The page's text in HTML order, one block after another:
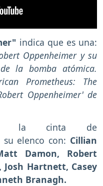
indica que es una:
Oppenheimer y su
la bomba atómica.
Prometheus: The
Oppenheimer' de
la cinta de
su elenco con: Cillian
Damon, Robert
Josh Hartnett, Casey
Branagh.